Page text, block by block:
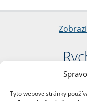
Tyto webové stránky